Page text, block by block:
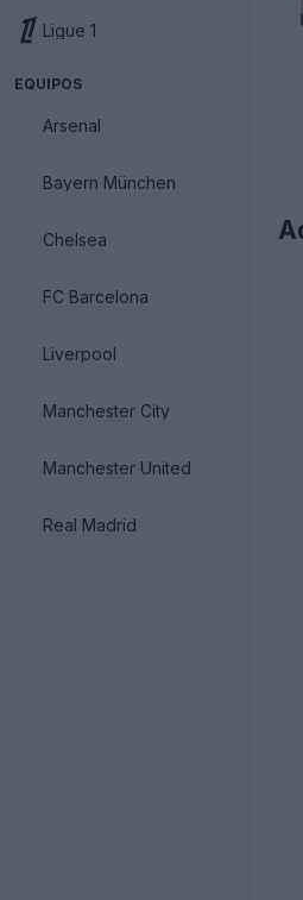
Ligue 1
EQUIPOS
Arsenal
Bayern München
Chelsea
FC Barcelona
Liverpool
Manchester City
Manchester United
Real Madrid